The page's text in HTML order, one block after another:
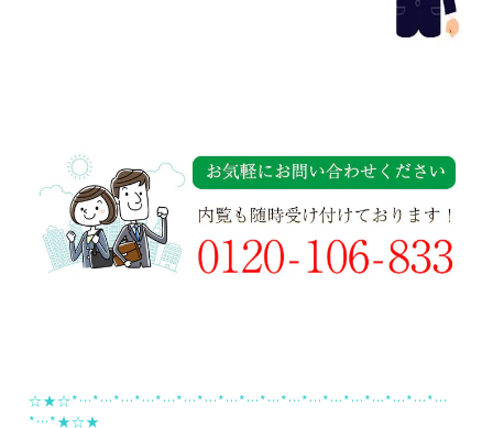
☆★☆*…*…*…*…*…*…*…*…*…*…*…*…*…*…*…*…*…*…
*…*★☆★